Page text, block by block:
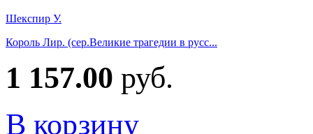
Шекспир У.
Король Лир. (сер.Великие трагедии в русс...
1 157.00 руб.
В корзину